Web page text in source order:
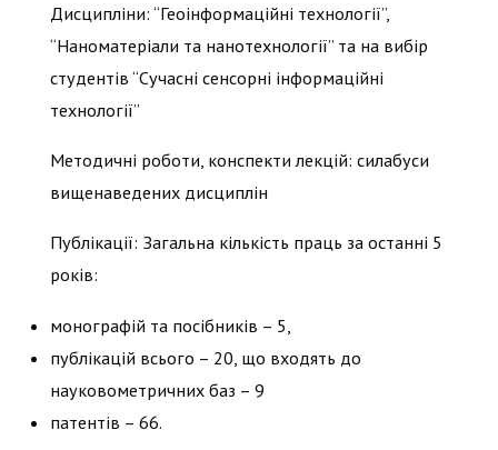
Дисципліни: “Геоінформаційні технології”,
“Наноматеріали та нанотехнології” та на вибір
студентів “Сучасні сенсорні інформаційні
технології”
Методичні роботи, конспекти лекцій: силабуси
вищенаведених дисциплін
Публікації: Загальна кількість праць за останні 5
років:
монографій та посібників – 5,
публікацій всього – 20, що входять до
науковометричних баз – 9
патентів – 66.